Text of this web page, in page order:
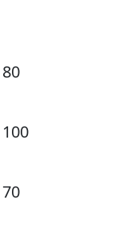
80
100
70